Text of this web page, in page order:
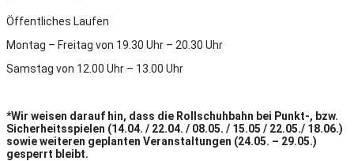
Öffentliches Laufen
Montag – Freitag von 19.30 Uhr – 20.30 Uhr
Samstag von 12.00 Uhr – 13.00 Uhr
*Wir weisen darauf hin, dass die Rollschuhbahn bei Punkt-, bzw.
Sicherheitsspielen (14.04. / 22.04. / 08.05. / 15.05 / 22.05./ 18.06.)
sowie weiteren geplanten Veranstaltungen (24.05. – 29.05.)
gesperrt bleibt.